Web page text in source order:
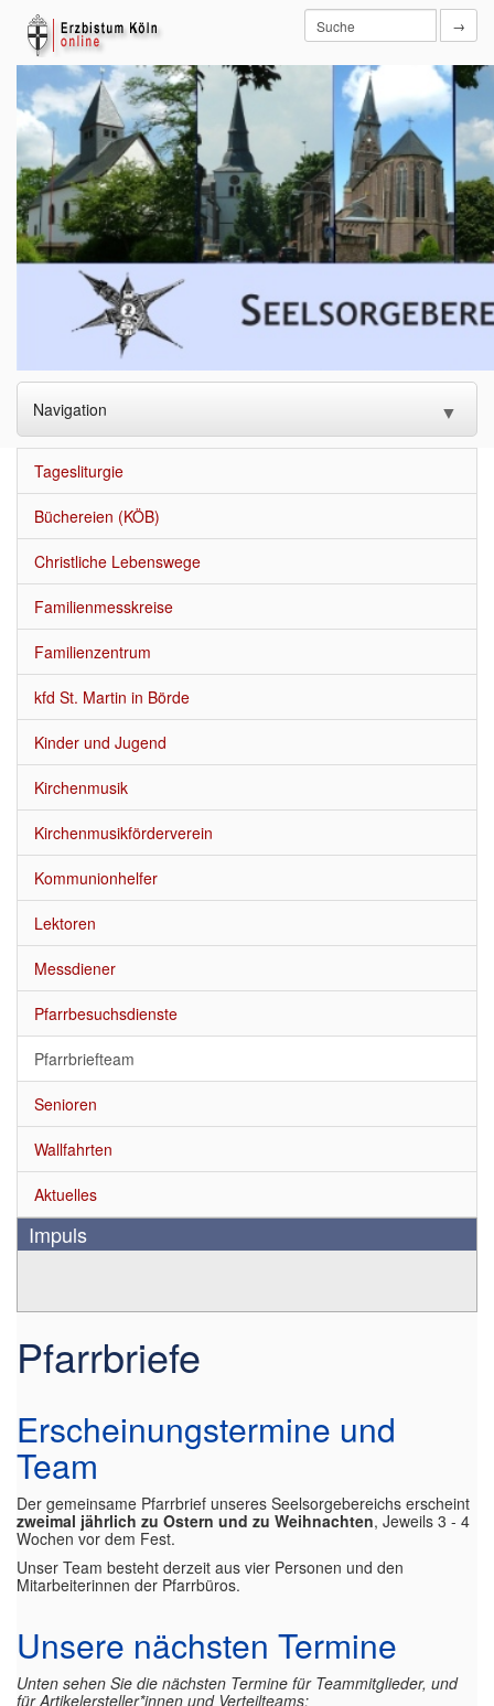
→
Navigation ▼
Über uns
Neuigkeiten
Kalender
Termine u. Veranstaltungen
Gottesdienste
Veröffentlichungen
Stellenausschreibungen
Tagesliturgie
Büchereien (KÖB)
Christliche Lebenswege
Familienmesskreise
Familienzentrum
kfd St. Martin in Börde
Kinder und Jugend
Kirchenmusik
Kirchenmusikförderverein
Kommunionhelfer
Lektoren
Messdiener
Pfarrbesuchsdienste
Pfarrbriefteam
Senioren
Wallfahrten
Aktuelles
Impuls
Pfarrbriefe
Erscheinungstermine und
Team
Der gemeinsame Pfarrbrief unseres Seelsorgebereichs erscheint
zweimal jährlich zu Ostern und zu Weihnachten, Jeweils 3 - 4
Wochen vor dem Fest.
Unser Team besteht derzeit aus vier Personen und den
Mitarbeiterinnen der Pfarrbüros.
Unsere nächsten Termine
Unten sehen Sie die nächsten Termine für Teammitglieder, und
für Artikelersteller*innen und Verteilteams: